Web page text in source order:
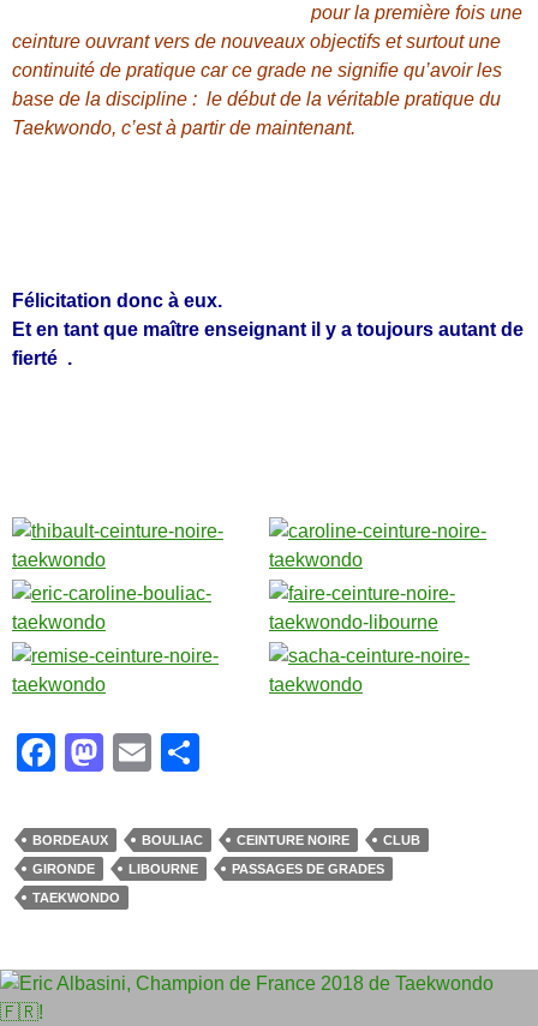
pour la première fois une
ceinture ouvrant vers de nouveaux objectifs et surtout une
continuité de pratique car ce grade ne signifie qu’avoir les
base de la discipline : le début de la véritable pratique du
Taekwondo, c’est à partir de maintenant.
Félicitation donc à eux.
Et en tant que maître enseignant il y a toujours autant de
fierté .
F
c
e
b
o
M
st
o
d
n
E
ail ta
g
BORDEAUX BOULIAC CEINTURE NOIRE
CLUB
GIRONDE
LIBOURNE
PASSAGES DE GRADES
TAEKWONDO